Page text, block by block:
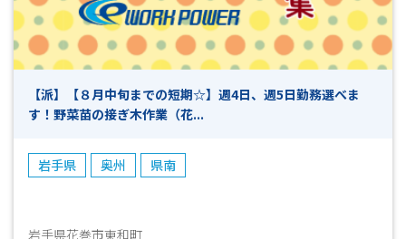
【派】【８月中旬までの短期☆】週4日、週5日勤務選べま
す！野菜苗の接ぎ木作業（花...
岩手県 奥州 県南
岩手県花巻市東和町